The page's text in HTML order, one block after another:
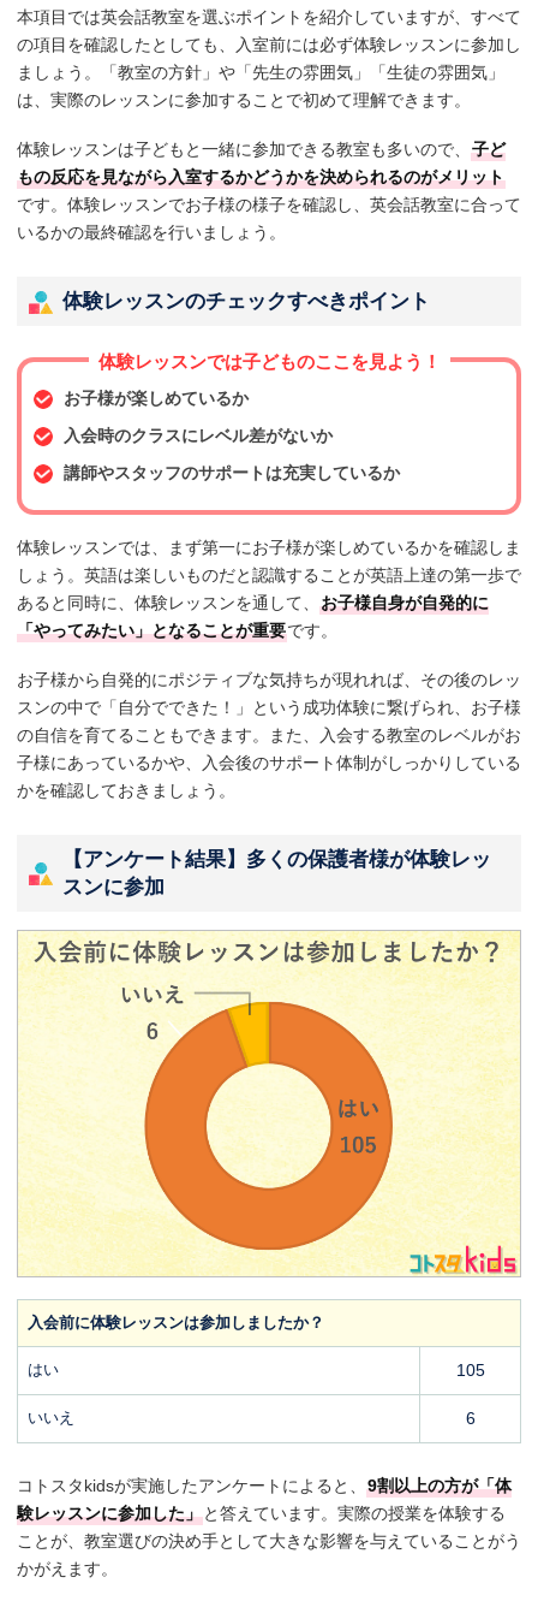
本項目では英会話教室を選ぶポイントを紹介していますが、すべて
の項目を確認したとしても、入室前には必ず体験レッスンに参加し
ましょう。「教室の方針」や「先生の雰囲気」「生徒の雰囲気」
は、実際のレッスンに参加することで初めて理解できます。
体験レッスンは子どもと一緒に参加できる教室も多いので、 子ど
もの反応を見ながら入室するかどうかを決められるのがメリット
です。体験レッスンでお子様の様子を確認し、英会話教室に合って
いるかの最終確認を行いましょう。
体験レッスンのチェックすべきポイント
体験レッスンでは子どものここを見よう！
お子様が楽しめているか
入会時のクラスにレベル差がないか
講師やスタッフのサポートは充実しているか
体験レッスンでは、まず第一にお子様が楽しめているかを確認しま
しょう。英語は楽しいものだと認識することが英語上達の第一歩で
あると同時に、体験レッスンを通して、 お子様自身が自発的に
「やってみたい」となることが重要です。
お子様から自発的にポジティブな気持ちが現れれば、その後のレッ
スンの中で「自分でできた！」という成功体験に繋げられ、お子様
の自信を育てることもできます。また、入会する教室のレベルがお
子様にあっているかや、入会後のサポート体制がしっかりしている
かを確認しておきましょう。
【アンケート結果】多くの保護者様が体験レッ
スンに参加
入会前に体験レッスンは参加しましたか？
はい 105
いいえ 6
コトスタkidsが実施したアンケートによると、 9割以上の方が「体
験レッスンに参加した」と答えています。実際の授業を体験する
ことが、教室選びの決め手として大きな影響を与えていることがう
かがえます。